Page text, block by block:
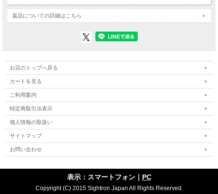
返品についての詳細はこちら
お店のトップへ戻る
カートを見る
ご利用案内
特定商取引法表示
個人情報の取扱い
サイトマップ
お問い合わせ
表示：スマートフォン｜ PC
Copyright (C) 2015 Sightron Japan All Rights Reserved.